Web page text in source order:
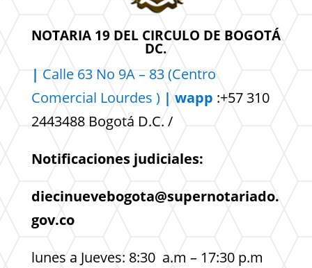
NOTARIA 19 DEL CIRCULO DE BOGOTÁ
DC.
| Calle 63 No 9A – 83 (Centro
Comercial Lourdes ) | wapp :+57 310
2443488 Bogotá D.C. /
Notificaciones judiciales:
diecinuevebogota@supernotariado.
gov.co
lunes a Jueves: 8:30 a.m – 17:30 p.m